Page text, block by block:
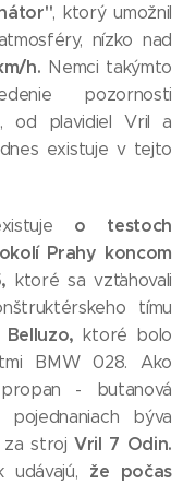
, ktorý umožnil
nízko nad
h. Nemci takýmto
pozornosti
od plavidiel Vril a
existuje v tejto
o testoch
Prahy koncom
ktoré sa vzťahovali
tímu
ktoré bolo
BMW 028. Ako
- butanová
býva
za strojVril 7 Odin.
udávajú, že počas